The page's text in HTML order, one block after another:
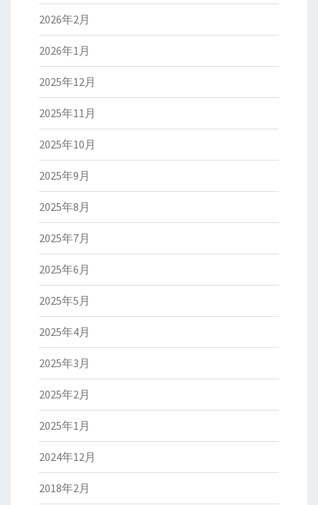
2026年2月
2026年1月
2025年12月
2025年11月
2025年10月
2025年9月
2025年8月
2025年7月
2025年6月
2025年5月
2025年4月
2025年3月
2025年2月
2025年1月
2024年12月
2018年2月